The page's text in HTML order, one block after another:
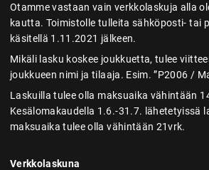
Otamme vastaan vain verkkolaskuja alla
kautta. Toimistolle tulleita sähköposti- tai
käsitellä 1.11.2021 jälkeen.
Mikäli lasku koskee joukkuetta, tulee
joukkueen nimi ja tilaaja. Esim. ”P2006 /
Laskuilla tulee olla maksuaika vähintään
Kesälomakaudella 1.6.-31.7. lähetetyissä
maksuaika tulee olla vähintään 21vrk.
Verkkolaskuna